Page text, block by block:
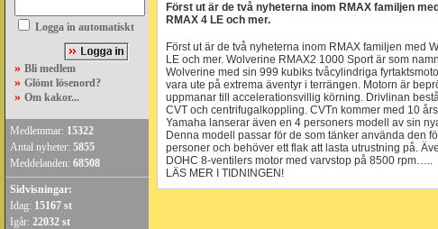
Logga in automatiskt
» Bli medlem
» Glömt lösenord?
» Om kakor...
Medlemmar: 15322
Antal nyheter: 5855
Meddelanden: 68508
Sidvisningar:
Idag: 15167 st
Igår: 22032 st
Först ut är de två nyheterna inom RMAX familjen
RMAX 4 LE och mer.
Först ut är de två nyheterna inom RMAX familjen med
LE och mer. Wolverine RMAX2 1000 Sport är som
Wolverine med sin 999 kubiks tvåcylindriga
vara ute på extrema äventyr i terrängen. Motorn är
uppmanar till accelerationsvillig körning. Drivlinan
CVT och centrifugalkoppling. CVTn kommer med 10
Yamaha lanserar även en 4 personers modell av sin
Denna modell passar för de som tänker använda den
personer och behöver ett flak att lasta utrustning på.
DOHC 8-ventilers motor med varvstop på 8500 rpm…..
LÄS MER I TIDNINGEN!